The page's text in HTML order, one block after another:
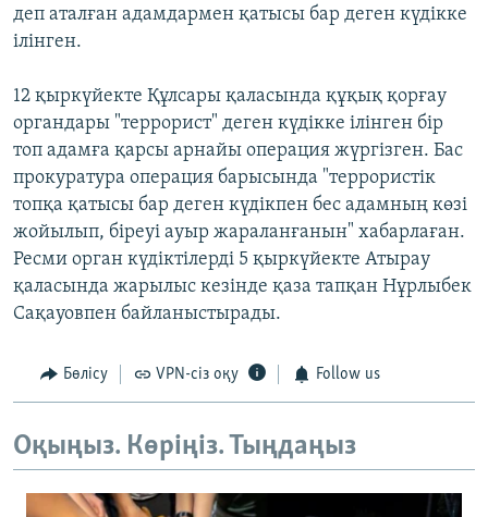
деп аталған адамдармен қатысы бар деген күдікке
ілінген.
12 қыркүйекте Құлсары қаласында құқық қорғау
органдары "террорист" деген күдікке ілінген бір
топ адамға қарсы арнайы операция жүргізген. Бас
прокуратура операция барысында "террористік
топқа қатысы бар деген күдікпен бес адамның көзі
жойылып, біреуі ауыр жараланғанын" хабарлаған.
Ресми орган күдіктілерді 5 қыркүйекте Атырау
қаласында жарылыс кезінде қаза тапқан Нұрлыбек
Сақауовпен байланыстырады.
Бөлісу VPN-сіз оқу Follow us
Оқыңыз. Көріңіз. Тыңдаңыз